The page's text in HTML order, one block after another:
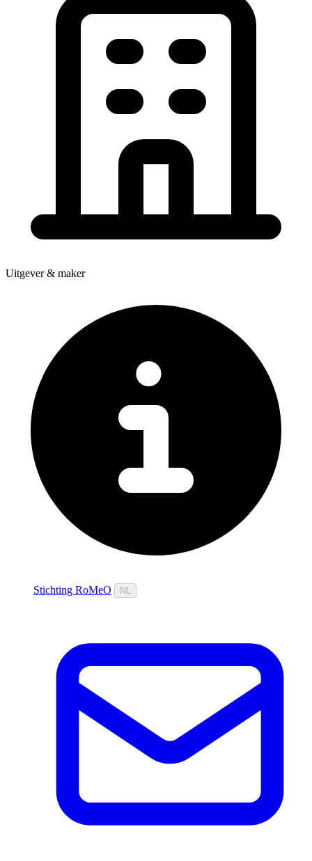
Uitgever & maker
Stichting RoMeO NL